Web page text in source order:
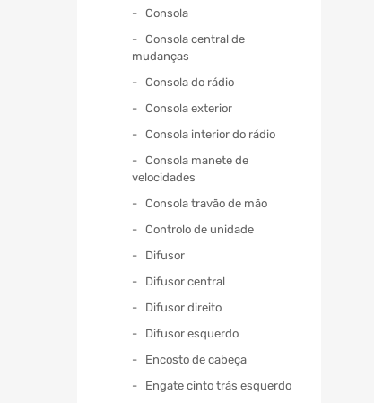
Consola
Consola central de
mudanças
Consola do rádio
Consola exterior
Consola interior do rádio
Consola manete de
velocidades
Consola travão de mão
Controlo de unidade
Difusor
Difusor central
Difusor direito
Difusor esquerdo
Encosto de cabeça
Engate cinto trás esquerdo